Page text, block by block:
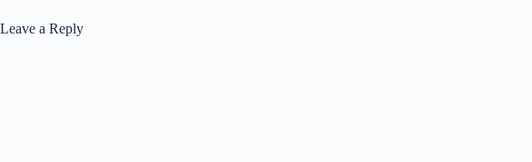
Leave a Reply